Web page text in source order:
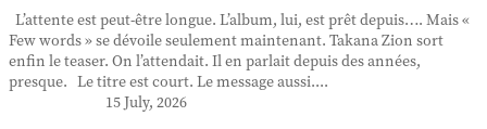
L’attente est peut-être longue. L’album, lui, est prêt depuis…. Mais «
Few words » se dévoile seulement maintenant. Takana Zion sort
enfin le teaser. On l’attendait. Il en parlait depuis des années,
presque. Le titre est court. Le message aussi....
15 July, 2026